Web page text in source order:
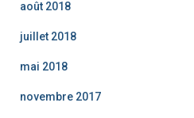
août 2018
juillet 2018
mai 2018
novembre 2017